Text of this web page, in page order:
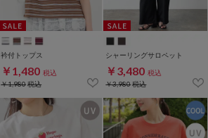
衿付トップス
￥1,480 税込
￥1,980税込
シャーリングサロペット
￥3,480 税込
￥3,980税込